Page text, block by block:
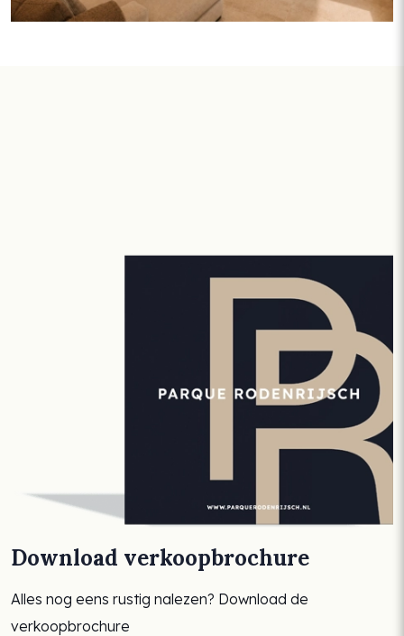
Download verkoopbrochure
Alles nog eens rustig nalezen? Download de
verkoopbrochure